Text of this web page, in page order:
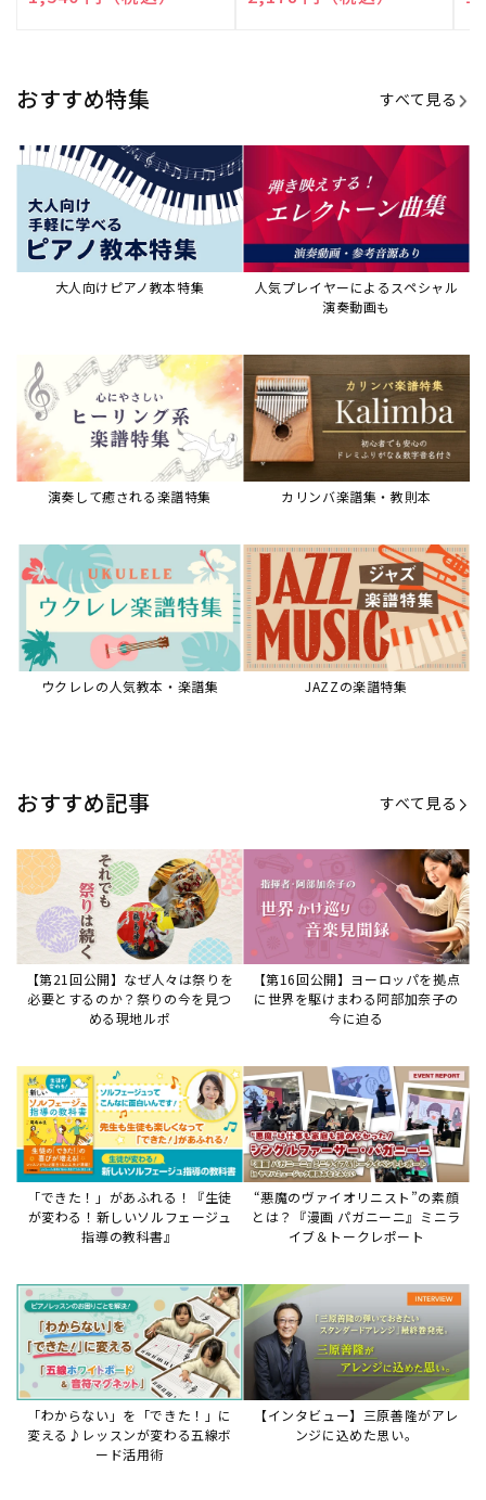
JAZZの楽譜特集
おすすめ記事 すべて見る
【第21回公開】なぜ人々は祭りを
必要とするのか？祭りの今を見つ
める現地ルポ
【第16回公開】ヨーロッパを拠点
に世界を駆けまわる阿部加奈子の
今に迫る
「できた！」があふれる！『生徒
指導の教科書』
イブ＆トークレポート
ード活用術
サイトからのお知らせ
ータについて
2026年7月27日
本件は、ディスクラビアをヤマハミュージックデー
タショップと接続してご利用いただいているお客
様への重要なお知らせです。